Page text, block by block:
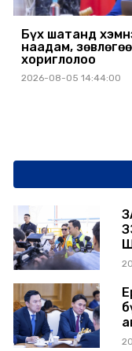
Бүх шатанд
наадам,
хориглолоо
2026-08-05 14:44:00